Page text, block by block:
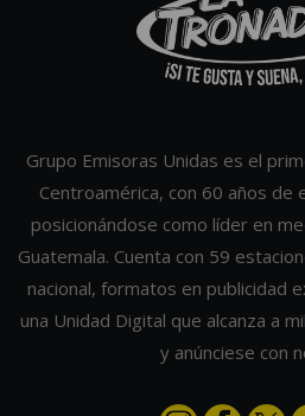
Grupo Emisoras Unidas es el
Centroamérica, con 60 años de
posicionándose como líder en
Guatemala. Cuenta con 59
nacional, formatos en publicidad
una Unidad Digital que alcanza a
y anúnciese con